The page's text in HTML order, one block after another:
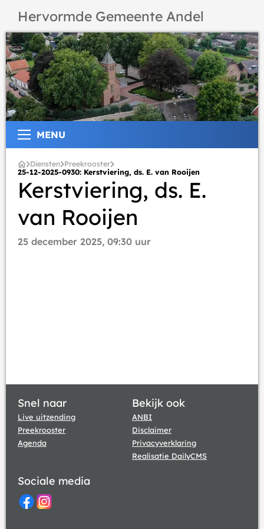
Hervormde Gemeente Andel
MENU
Diensten Preekrooster
25-12-2025-0930: Kerstviering, ds. E. van Rooijen
Kerstviering, ds. E.
van Rooijen
25 december 2025, 09:30 uur
Snel naar
Live uitzending
Preekrooster
Agenda
Bekijk ook
ANBI
Disclaimer
Privacyverklaring
Realisatie DailyCMS
Sociale media